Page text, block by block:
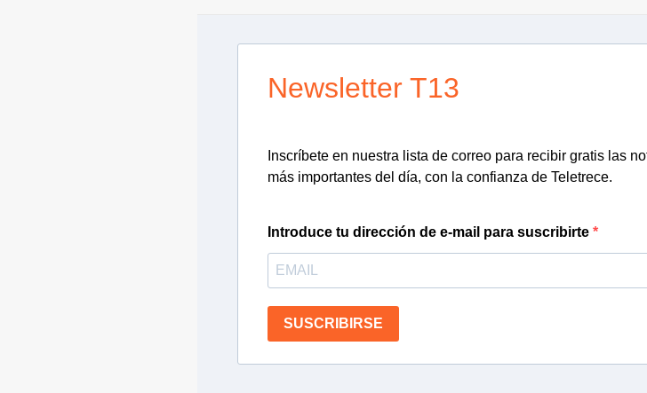
Newsletter T13
Inscríbete en nuestra lista de correo para recibir gratis las
más importantes del día, con la confianza de Teletrece.
Introduce tu dirección de e-mail para suscribirte
SUSCRIBIRSE